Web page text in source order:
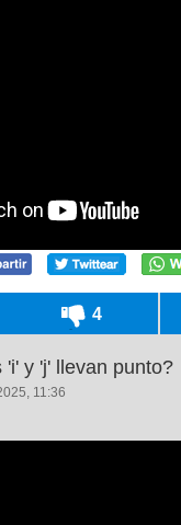
4
y 'j' llevan punto?
11:36